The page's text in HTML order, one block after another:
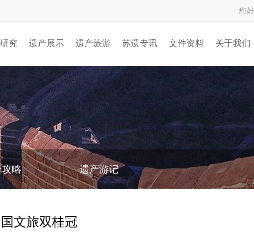
您
究 遗产展示 遗产旅游 苏遗专讯 文件资料 关于我们
略 遗产游记
文旅双桂冠